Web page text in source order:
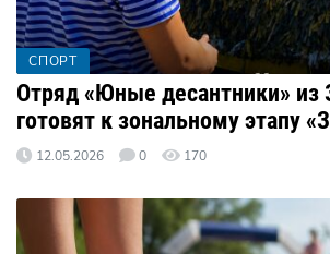
СПОРТ
Отряд «Юные десантники» из
готовят к зональному этапу
12.05.2026 0 170